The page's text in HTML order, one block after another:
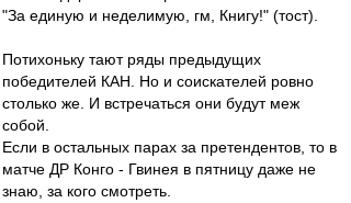
"За единую и неделимую, гм, Книгу!" (тост).
Потихоньку тают ряды предыдущих
победителей КАН. Но и соискателей ровно
столько же. И встречаться они будут меж
собой.
Если в остальных парах за претендентов, то в
матче ДР Конго - Гвинея в пятницу даже не
знаю, за кого смотреть.